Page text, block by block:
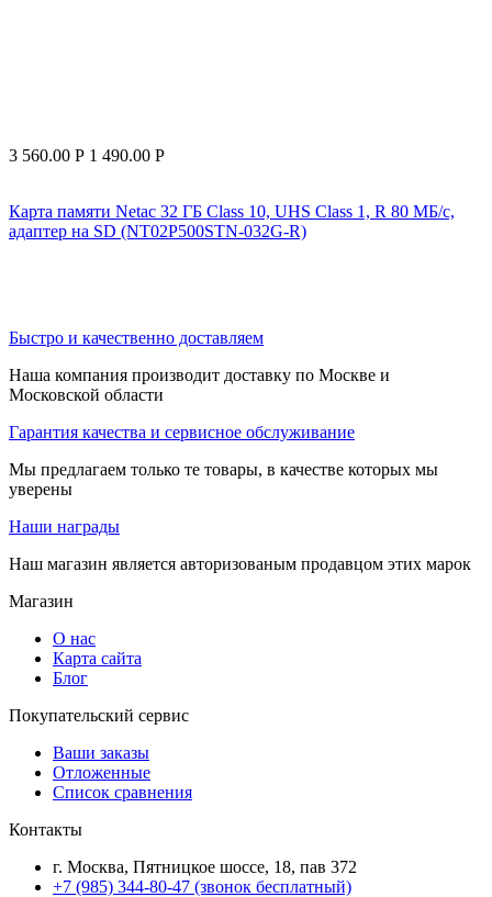
3 560.00 Р 1 490.00 Р
Карта памяти Netac 32 ГБ Class 10, UHS Class 1, R 80 МБ/с,
адаптер на SD (NT02P500STN-032G-R)
Быстро и качественно доставляем
Наша компания производит доставку по Москве и
Московской области
Гарантия качества и сервисное обслуживание
Мы предлагаем только те товары, в качестве которых мы
уверены
Наши награды
Наш магазин является авторизованым продавцом этих марок
Магазин
О нас
Карта сайта
Блог
Покупательский сервис
Ваши заказы
Отложенные
Список сравнения
Контакты
г. Москва, Пятницкое шоссе, 18, пав 372
+7 (985) 344-80-47 (звонок бесплатный)